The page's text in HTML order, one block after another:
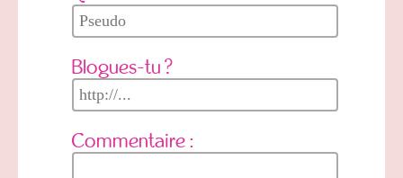
Blogues-tu ?
Commentaire :